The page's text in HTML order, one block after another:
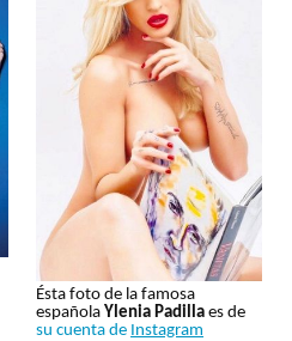
Ésta foto de la famosa
españolaYlenia Padilla es de
su cuenta de Instagram